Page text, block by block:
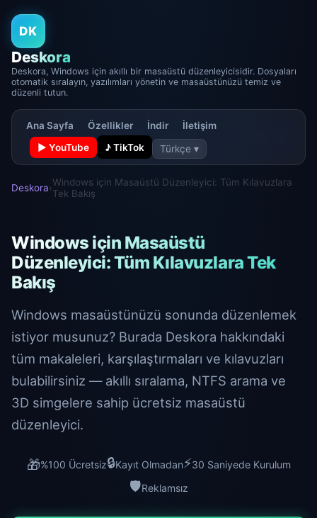
DK
Deskora
Deskora, Windows için akıllı bir masaüstü düzenleyicisidir. Dosyaları
otomatik sıralayın, yazılımları yönetin ve masaüstünüzü temiz ve
düzenli tutun.
Ana Sayfa Özellikler İndir
İletişim
▶ YouTube
♪ TikTok Türkçe ▾
Deskora›Windows için Masaüstü Düzenleyici: Tüm Kılavuzlara
Tek Bakış
Windows için Masaüstü
Düzenleyici: Tüm Kılavuzlara Tek
Bakış
Windows masaüstünüzü sonunda düzenlemek
istiyor musunuz? Burada Deskora hakkındaki
tüm makaleleri, karşılaştırmaları ve kılavuzları
bulabilirsiniz — akıllı sıralama, NTFS arama ve
3D simgelere sahip ücretsiz masaüstü
düzenleyici.
🎁%100 Ücretsiz🔒Kayıt Olmadan⚡30 Saniyede Kurulum
🛡️Reklamsız